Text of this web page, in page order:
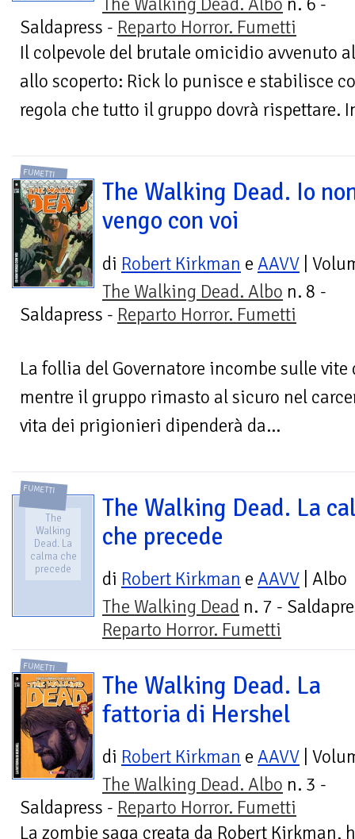
Saldapress - Reparto Horror. Fumetti
Il colpevole del brutale omicidio avvenuto
allo scoperto: Rick lo punisce e stabilisce
regola che tutto il gruppo dovrà rispettare.
FUMETTI
The Walking Dead. Io
vengo con voi
di Robert Kirkman e AAVV |
The Walking Dead. Albo n. 8 -
Saldapress - Reparto Horror. Fumetti
La follia del Governatore incombe sulle
mentre il gruppo rimasto al sicuro nel
vita dei prigionieri dipenderà da...
FUMETTI
The
Walking
Dead. La
calma che
precede
The Walking Dead. La
che precede
di Robert Kirkman e AAVV | Albo
The Walking Dead n. 7 -
Reparto Horror. Fumetti
FUMETTI
The Walking Dead. La
fattoria di Hershel
di Robert Kirkman e AAVV |
The Walking Dead. Albo n. 3 -
Saldapress - Reparto Horror. Fumetti
La zombie saga creata da Robert